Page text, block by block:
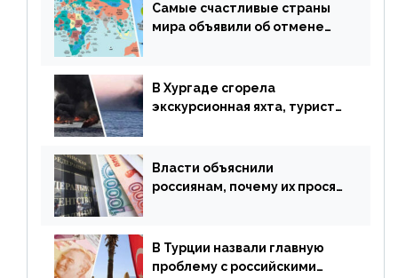
Самые счастливые страны
мира объявили об отмене
В Хургаде сгорела
экскурсионная яхта, туристы
Власти объяснили
россиянам, почему их просят
В Турции назвали главную
проблему с российскими